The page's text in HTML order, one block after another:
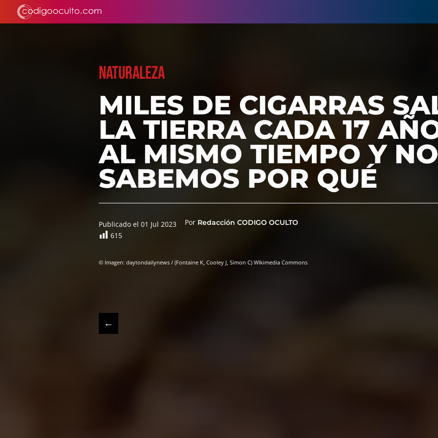
NATURALEZA
MILES DE CIGARRAS
LA TIERRA CADA 17
AL MISMO TIEMPO Y NO
SABEMOS POR QUÉ
Publicado el 01 Jul 2023 Por Redacción CODIGO OCULTO
615
© Imagen: daytondailynews / (Fontaine K, Cooley J, Simon C) WIkimedia Commons
←